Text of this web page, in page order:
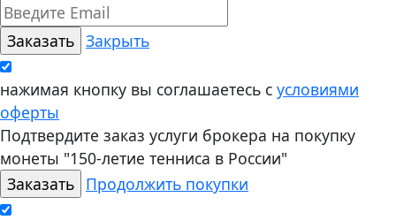
Закрыть
нажимая кнопку вы соглашаетесь с условиями
оферты
Подтвердите заказ услуги брокера на покупку
монеты "150-летие тенниса в России"
Продолжить покупки